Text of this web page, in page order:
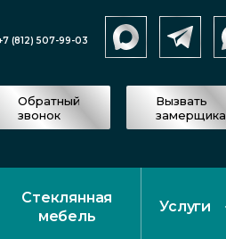
(812) 507-99-03
Обратный
звонок
Вызвать
замерщика
Стеклянная
мебель
Услуги